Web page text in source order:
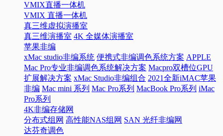
VMIX直播一体机
VMIX 直播一体机
真三维虚拟演播室
真三维演播室 4K 全媒体演播室
苹果非编
xMac studio非编系统 便携式非编调色系统方案 APPLE
Mac Pro专业非编调色系统解决方案 Macpro双槽位GPU
扩展解决方案 xMac Studio非编组合 2021全新iMAC苹果
非编 Mac mini 系列 Mac Pro系列 MacBook Pro系列 iMac
Pro系列
4K非编存储网
分布式组网 高性能NAS组网 SAN 光纤非编网
达芬奇调色